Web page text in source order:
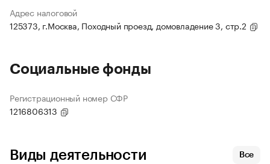
Адрес налоговой
125373, г.Москва, Походный проезд, домовладение 3, стр.2
Социальные фонды
Регистрационный номер СФР
1216806313
Виды деятельности Все